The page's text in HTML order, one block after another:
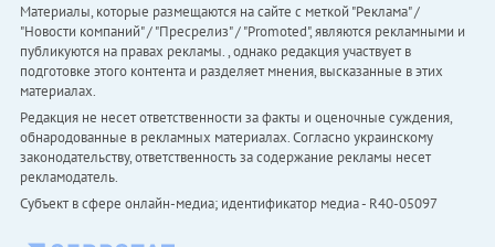
Материалы, которые размещаются на сайте с меткой "Реклама" /
"Новости компаний" / "Пресрелиз" / "Promoted", являются рекламными и
публикуются на правах рекламы. , однако редакция участвует в
подготовке этого контента и разделяет мнения, высказанные в этих
материалах.
Редакция не несет ответственности за факты и оценочные суждения,
обнародованные в рекламных материалах. Согласно украинскому
законодательству, ответственность за содержание рекламы несет
рекламодатель.
Субъект в сфере онлайн-медиа; идентификатор медиа - R40-05097